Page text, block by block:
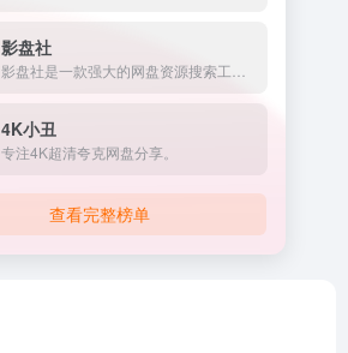
影盘社
4K小丑
专注4K超清夸克网盘分享。
查看完整榜单